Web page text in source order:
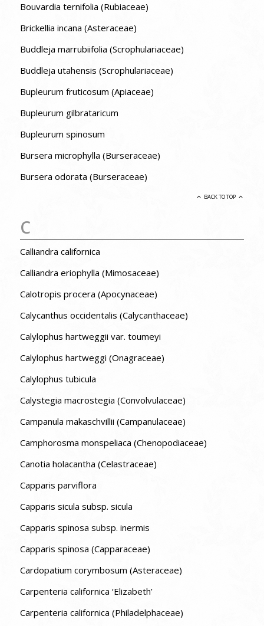
Bouvardia ternifolia (Rubiaceae)
Brickellia incana (Asteraceae)
Buddleja marrubiifolia (Scrophulariaceae)
Buddleja utahensis (Scrophulariaceae)
Bupleurum fruticosum (Apiaceae)
Bupleurum gilbrataricum
Bupleurum spinosum
Bursera microphylla (Burseraceae)
Bursera odorata (Burseraceae)
BACK TO TOP
C
Calliandra californica
Calliandra eriophylla (Mimosaceae)
Calotropis procera (Apocynaceae)
Calycanthus occidentalis (Calycanthaceae)
Calylophus hartweggii var. toumeyi
Calylophus hartweggi (Onagraceae)
Calylophus tubicula
Calystegia macrostegia (Convolvulaceae)
Campanula makaschvillii (Campanulaceae)
Camphorosma monspeliaca (Chenopodiaceae)
Canotia holacantha (Celastraceae)
Capparis parviflora
Capparis sicula subsp. sicula
Capparis spinosa subsp. inermis
Capparis spinosa (Capparaceae)
Cardopatium corymbosum (Asteraceae)
Carpenteria californica ‘Elizabeth’
Carpenteria californica (Philadelphaceae)